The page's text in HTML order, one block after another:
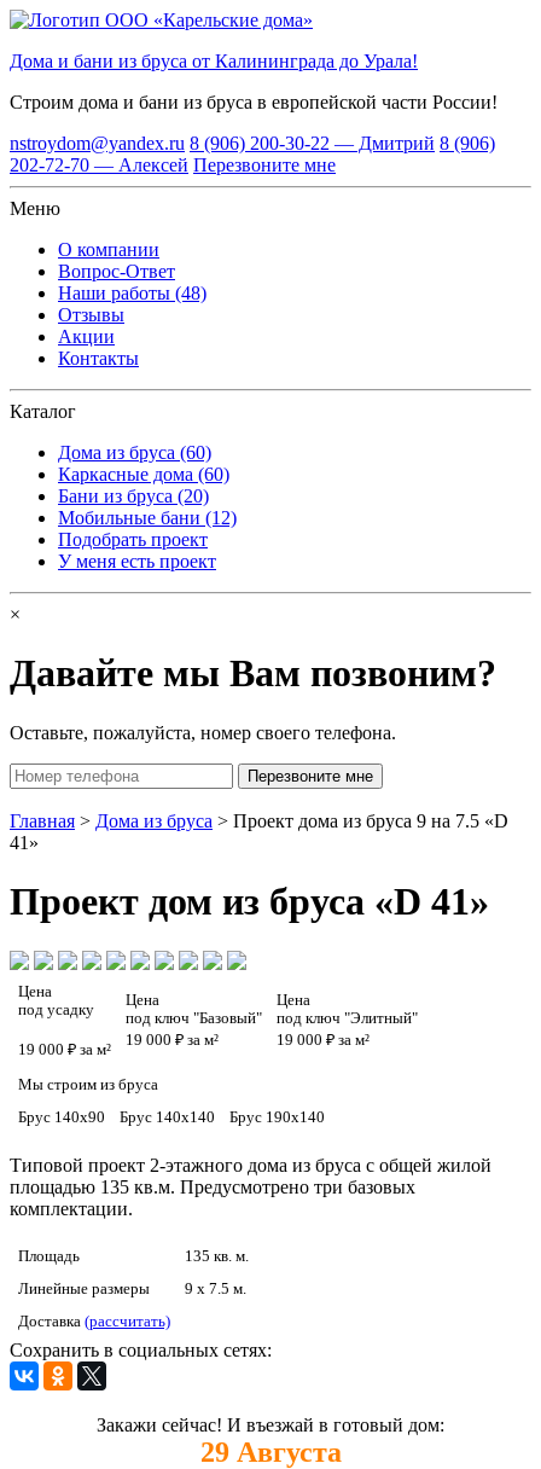
Дома и бани из бруса от Калининграда до Урала!
Строим дома и бани из бруса в европейской части России!
nstroydom@yandex.ru 8 (906) 200-30-22 — Дмитрий 8 (906)
202-72-70 — Алексей Перезвоните мне
Меню
О компании
Вопрос-Ответ
Наши работы (48)
Отзывы
Акции
Контакты
Каталог
Дома из бруса (60)
Каркасные дома (60)
Бани из бруса (20)
Мобильные бани (12)
Подобрать проект
У меня есть проект
×
Давайте мы Вам позвоним?
Оставьте, пожалуйста, номер своего телефона.
Главная > Дома из бруса > Проект дома из бруса 9 на 7.5 «D
41»
Проект дом из бруса «D 41»
Цена
под усадку
19 000 ₽ за м²
Цена
под ключ "Базовый"
19 000 ₽ за м²
Цена
под ключ "Элитный"
19 000 ₽ за м²
Мы строим из бруса
Брус 140х90
Брус 140х140 Брус 190х140
Типовой проект 2-этажного дома из бруса с общей жилой
площадью 135 кв.м. Предусмотрено три базовых
комплектации.
Площадь
135 кв. м.
Линейные размеры
9 x 7.5 м.
Доставка (рассчитать)
Сохранить в социальных сетях:
Закажи сейчас! И въезжай в готовый дом:
29 Августа